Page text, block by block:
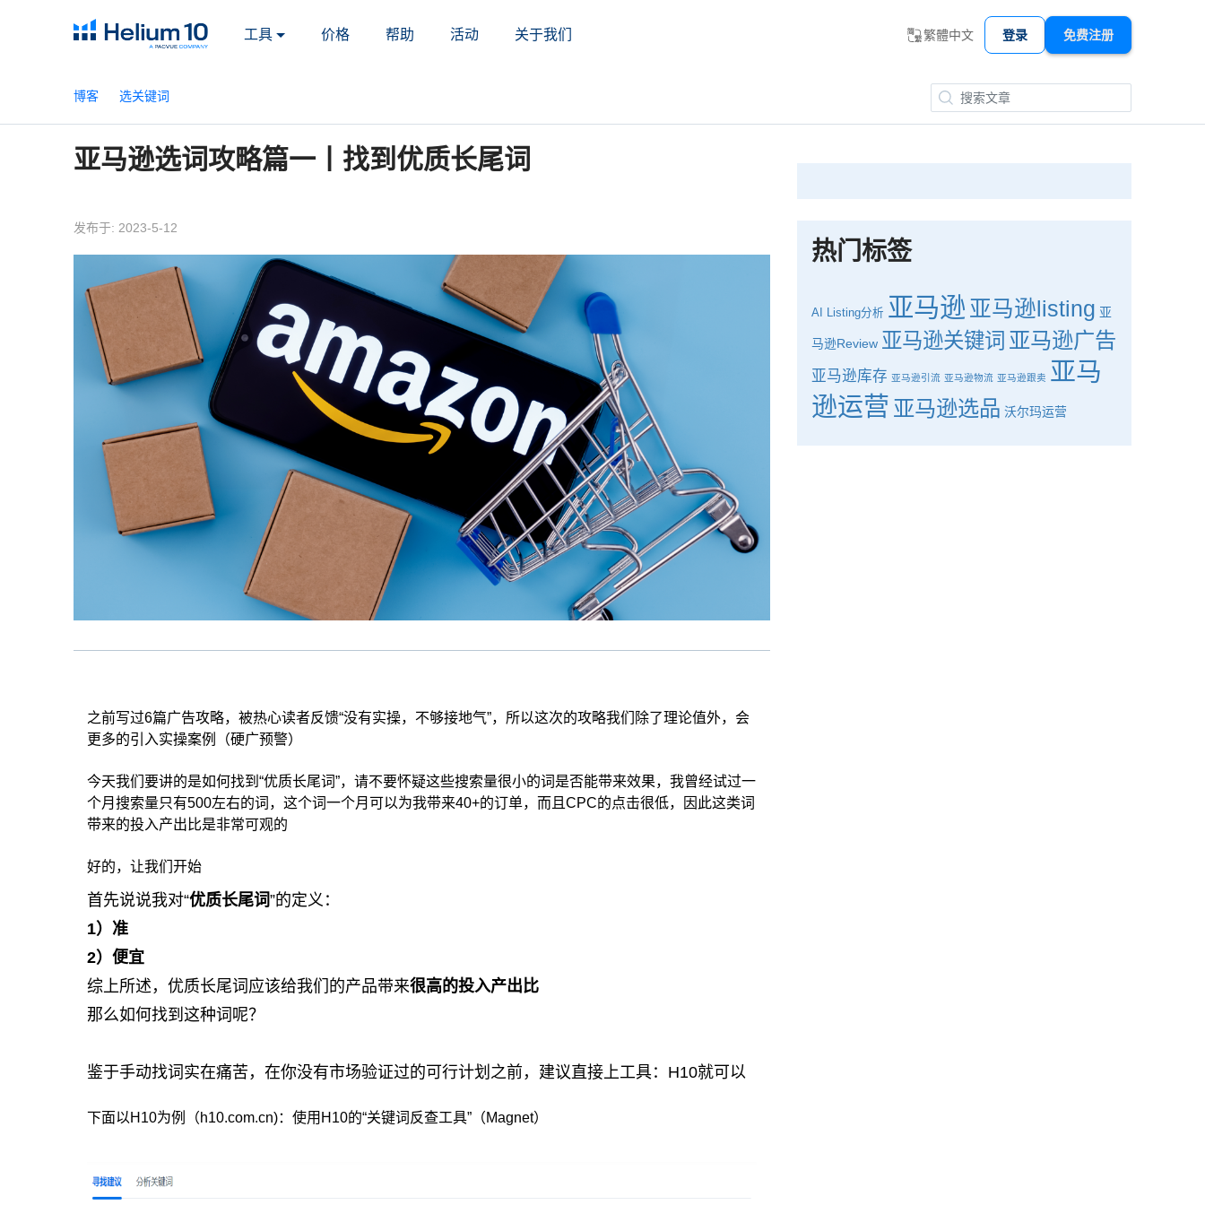
工具 价格 帮助 活动 关于我们 繁體中文 登录 免费注册
博客 选关键词
亚马逊选词攻略篇一丨找到优质长尾词
发布于: 2023-5-12
之前写过6篇广告攻略，被热心读者反馈“没有实操，不够接地气”，所以这次的攻略我们除了理论值外，会
更多的引入实操案例（硬广预警）
今天我们要讲的是如何找到“优质长尾词”，请不要怀疑这些搜索量很小的词是否能带来效果，我曾经试过一
个月搜索量只有500左右的词，这个词一个月可以为我带来40+的订单，而且CPC的点击很低，因此这类词
带来的投入产出比是非常可观的
好的，让我们开始
首先说说我对“优质长尾词”的定义：
1）准
2）便宜
综上所述，优质长尾词应该给我们的产品带来很高的投入产出比
那么如何找到这种词呢？
鉴于手动找词实在痛苦，在你没有市场验证过的可行计划之前，建议直接上工具：H10就可以
下面以H10为例（h10.com.cn)：使用H10的“关键词反查工具”（Magnet）
热门标签
AI Listing分析 亚马逊 亚马逊listing 亚
马逊Review 亚马逊关键词 亚马逊广告
亚马逊库存 亚马逊引流 亚马逊物流 亚马逊跟卖 亚马
逊运营 亚马逊选品 沃尔玛运营